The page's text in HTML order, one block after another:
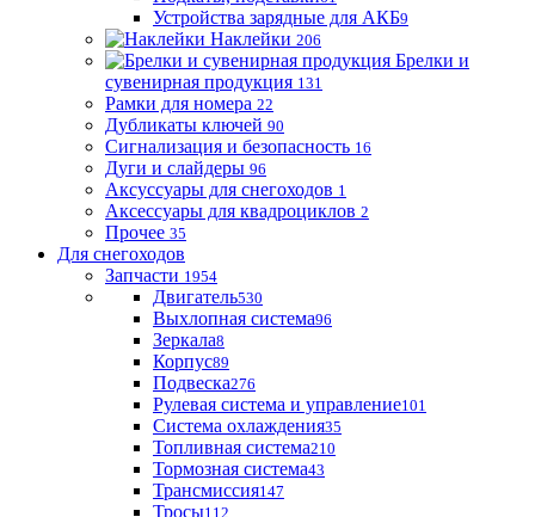
Устройства зарядные для АКБ9
Наклейки 206
Брелки и
сувенирная продукция 131
Рамки для номера 22
Дубликаты ключей 90
Сигнализация и безопасность 16
Дуги и слайдеры 96
Аксуссуары для снегоходов 1
Аксессуары для квадроциклов 2
Прочее 35
Для снегоходов
Запчасти 1954
Двигатель530
Выхлопная система96
Зеркала8
Корпус89
Подвеска276
Рулевая система и управление101
Система охлаждения35
Топливная система210
Тормозная система43
Трансмиссия147
Тросы112